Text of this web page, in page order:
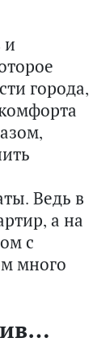
и
города,
Ведь в
а на
с
много